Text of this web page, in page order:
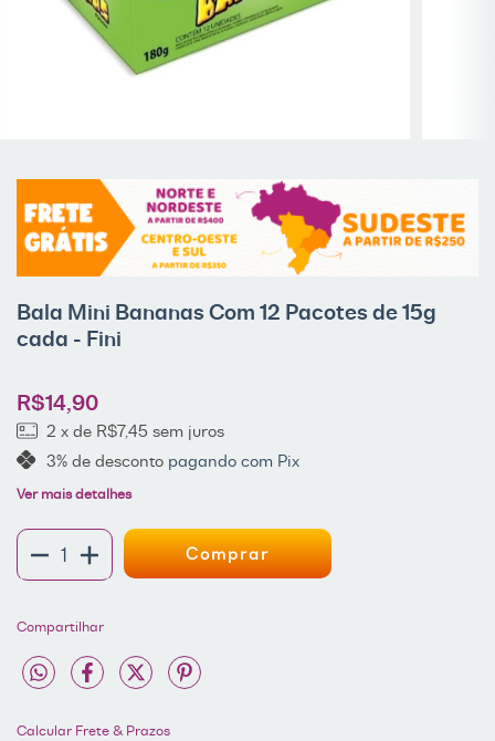
Bala Mini Bananas Com 12 Pacotes de 15g
cada - Fini
R$14,90
2 x de R$7,45 sem juros
3% de descontopagando com Pix
Ver mais detalhes
Compartilhar
Entregas para o CEP:
Calcular Frete & Prazos